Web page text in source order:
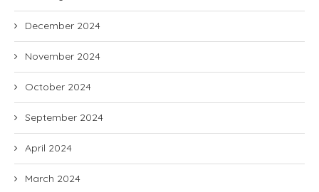
December 2024
November 2024
October 2024
September 2024
April 2024
March 2024